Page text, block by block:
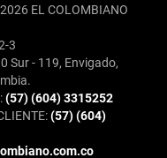
EL COLOMBIANO
3
Sur - 119, Envigado,
(57) (604) 3315252
(57) (604)